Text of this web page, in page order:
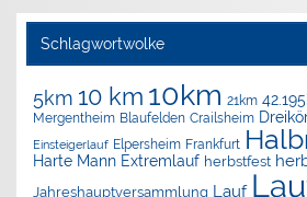
Schlagwortwolke
5km 10 km 10km 21km
Mergentheim Blaufelden Crailsheim
Einsteigerlauf Elpersheim Frankfurt
Harte Mann Extremlauf herbstfest
Jahreshauptversammlung Lauf